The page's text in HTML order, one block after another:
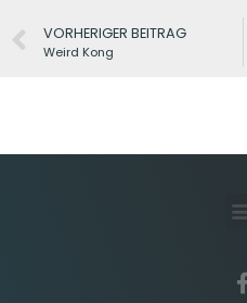
VORHERIGER BEITRAG
Weird Kong